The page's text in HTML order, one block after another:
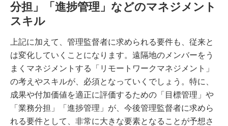
分担」「進捗管理」などのマネジメント
スキル
上記に加えて、管理監督者に求められる要件も、従来と
は変化していくことになります。遠隔地のメンバーをう
まくマネジメントする「リモートワークマネジメント」
の考えやスキルが、必須となっていくでしょう。特に、
成果や付加価値を適正に評価するための「目標管理」や
「業務分担」「進捗管理」が、今後管理監督者に求めら
れる要件として、非常に大きな要素となることが予想さ